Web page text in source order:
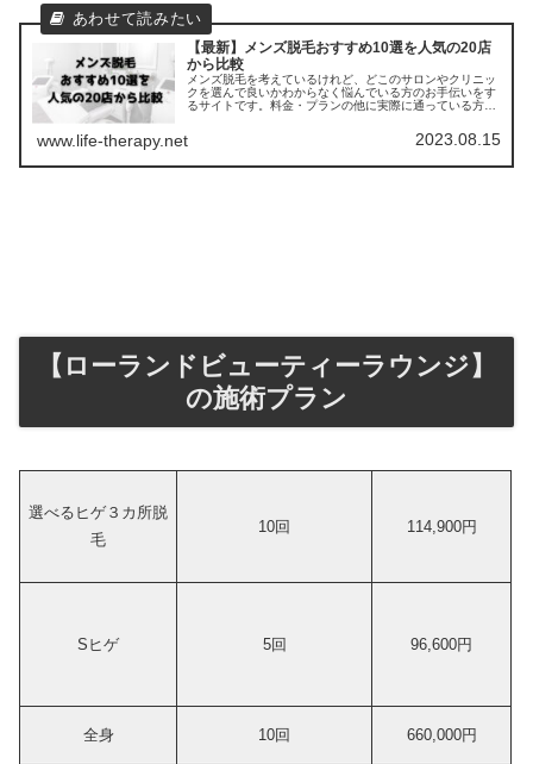
【最新】メンズ脱毛おすすめ10選を人気の20店
から比較
メンズ脱毛を考えているけれど、どこのサロンやクリニッ
クを選んで良いかわからなく悩んでいる方のお手伝いをす
るサイトです。料金・プランの他に実際に通っている方の
www.life-therapy.net 2023.08.15
【ローランドビューティーラウンジ】
の施術プラン
選べるヒゲ３カ所脱
毛
10回 114,900円
Sヒゲ 5回 96,600円
全身 10回 660,000円